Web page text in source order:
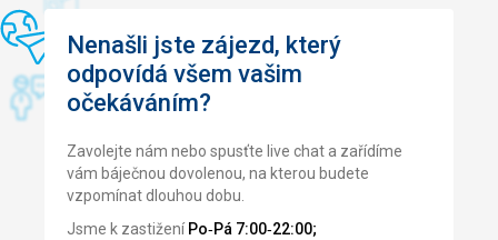
Nenašli jste zájezd, který
odpovídá všem vašim
očekáváním?
Zavolejte nám nebo spusťte live chat a zařídíme
vám báječnou dovolenou, na kterou budete
vzpomínat dlouhou dobu.
Jsme k zastižení Po‑Pá 7:00‑22:00;